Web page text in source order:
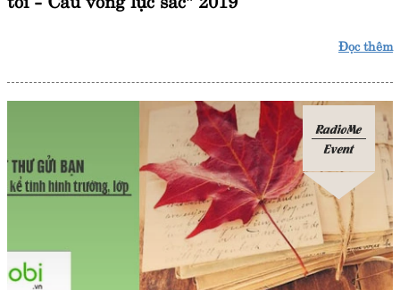
Đọc thêm
RadioMe
Event